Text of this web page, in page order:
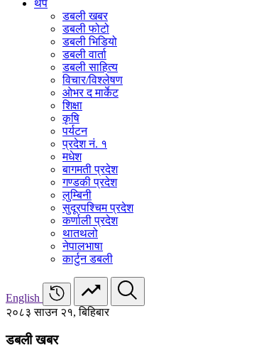
थप
डबली खबर
डबली फोटो
डबली भिडियो
डबली वार्ता
डबली साहित्य
विचार/विश्‍लेषण
ओभर द मार्केट
शिक्षा
कृषि
पर्यटन
प्रदेश नं. १
मधेश
बागमती प्रदेश
गण्डकी प्रदेश
लुम्बिनी
सुदूरपश्चिम प्रदेश
कर्णाली प्रदेश
थातथलो
नेपालभाषा
कार्टुन डबली
English
२०८३ साउन २१, बिहिबार
डबली खबर